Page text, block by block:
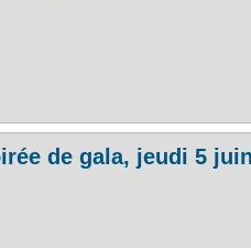
de gala, jeudi 5